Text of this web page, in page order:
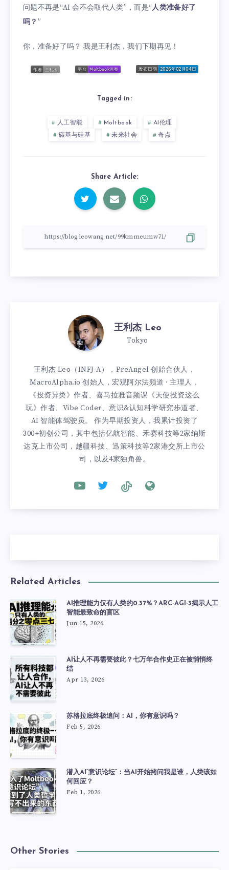
问题不再是“AI 会不会取代人类”，而是“人类准备好了
吗？ ”
你，准备好了吗？ 我是王利杰，我们下期再见！
Tagged in:
人工智能 Moltbook
AI伦理
碳基与硅基
未来社会 奇点
Share Article:
王利杰 Leo
Tokyo
王利杰 Leo（INFJ-A），PreAngel 创始合伙人，
MacroAlpha.io 创始人，宏观阿尔法频道 · 主理人，
《投资异类》作者、喜马拉雅音频课《天使投资这么
玩》作者、Vibe Coder、意识&认知科学研究步道者、
AI 智能体驾驶员。 作为早期投资人，我累计投资了
300+初创公司，其中包括亿航智能、禾赛科技等2家纳斯
达克上市公司，越疆科技、迅策科技等2家港交所上市公
司，以及4家独角兽。
Related Articles
AI推理能力仅有人类的0.37%？ARC-AGI-3揭示人工
智能最致命的盲区
Jun 15, 2026
AI让人不再需要彼此？七万年合作史正在被悄悄终
结
Apr 13, 2026
苏格拉底终极追问：AI，你有意识吗？
Feb 5, 2026
潜入AI“意识论坛”：当AI开始拷问我是谁，人类该如
何回应？
Feb 1, 2026
Other Stories